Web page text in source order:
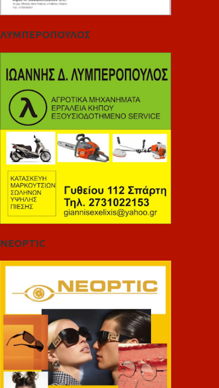
ΛΥΜΠΕΡΟΠΟΥΛΟΣ
NEOPTIC